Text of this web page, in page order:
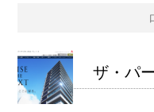
ザ・パ